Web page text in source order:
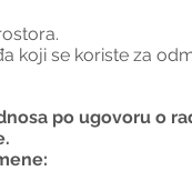
koji se koriste za
po ugovoru o